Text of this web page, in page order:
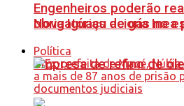
Nova Iguaçu aciona Inea
empresa de refino de
Engenheiros poderão
obrigatórias de gás no
Política